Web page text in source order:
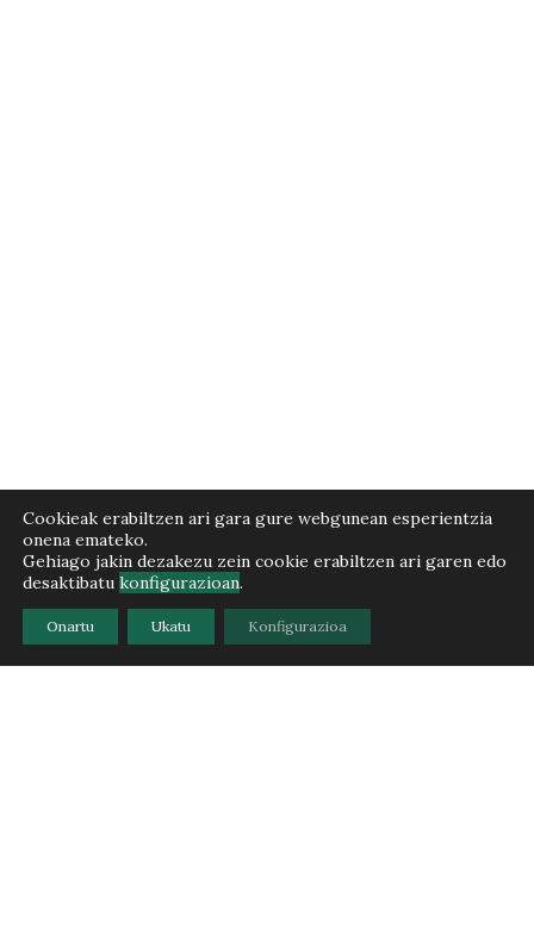
Cookieak erabiltzen ari gara gure webgunean esperientzia
onena emateko.
Gehiago jakin dezakezu zein cookie erabiltzen ari garen edo
desaktibatu konfigurazioan.
Onartu Ukatu Konfigurazioa